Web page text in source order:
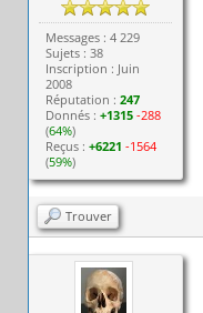
Messages : 4 229
Sujets : 38
Inscription : Juin
2008
Réputation :247
Donnés :+1315 -288
(64%)
Reçus :+6221 -1564
(59%)
Trouver